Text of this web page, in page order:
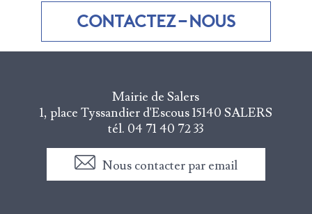
Contactez-nous
Mairie de Salers
1, place Tyssandier d'Escous15140 SALERS
tél. 04 71 40 72 33
Nous contacter par email